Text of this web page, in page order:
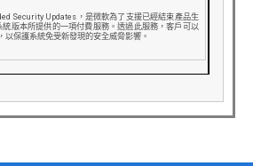
Security Updates，是微軟為了支援已經結束產品生
版本所提供的一項付費服務。透過此服務，客戶可以
以保護系統免受新發現的安全威脅影響。